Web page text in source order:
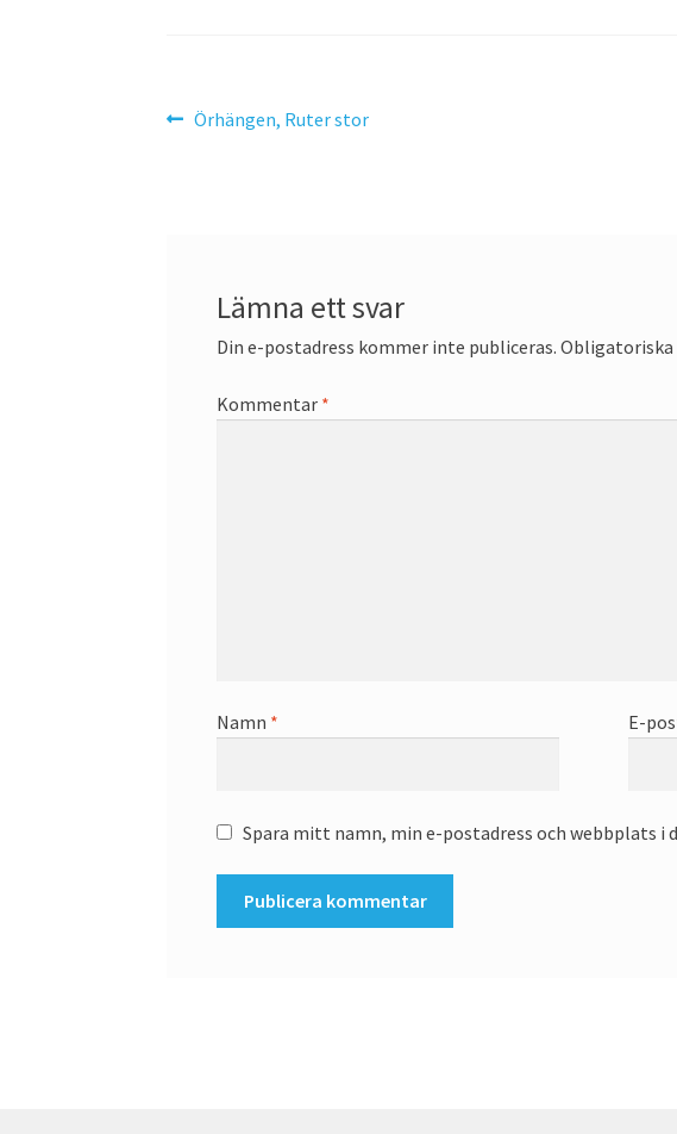
Inläggsnavigering
Föregående
Örhängen, Ruter stor
Lämna ett svar
Din e-postadress kommer inte publiceras.
Kommentar *
Namn * E-
Spara mitt namn, min e-postadress och webbplats i